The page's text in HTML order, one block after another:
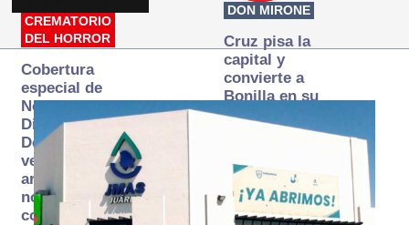
hacemos periodismo
CREMATORIO
DEL HORROR
Cobertura
especial de
Norte
Digital:
Donde la
verdad
arde… pero
no se
consume
DON MIRONE
Cruz pisa la
capital y
convierte a
Bonilla en su
primer blanco